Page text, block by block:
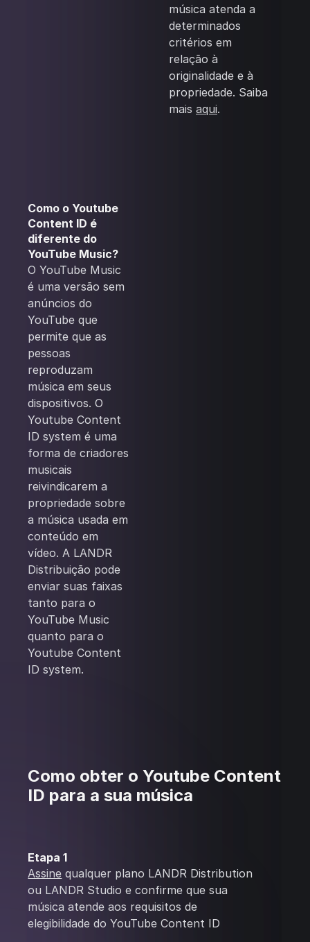
música atenda a
determinados
critérios em
relação à
originalidade e à
propriedade. Saiba
mais aqui.
Como o Youtube
Content ID é
diferente do
YouTube Music?
O YouTube Music
é uma versão sem
anúncios do
YouTube que
permite que as
pessoas
reproduzam
música em seus
dispositivos. O
Youtube Content
ID system é uma
forma de criadores
musicais
reivindicarem a
propriedade sobre
a música usada em
conteúdo em
vídeo. A LANDR
Distribuição pode
enviar suas faixas
tanto para o
YouTube Music
quanto para o
Youtube Content
ID system.
Como obter o Youtube Content
ID para a sua música
Etapa 1
Assine qualquer plano LANDR Distribution
ou LANDR Studio e confirme que sua
música atende aos requisitos de
elegibilidade do YouTube Content ID